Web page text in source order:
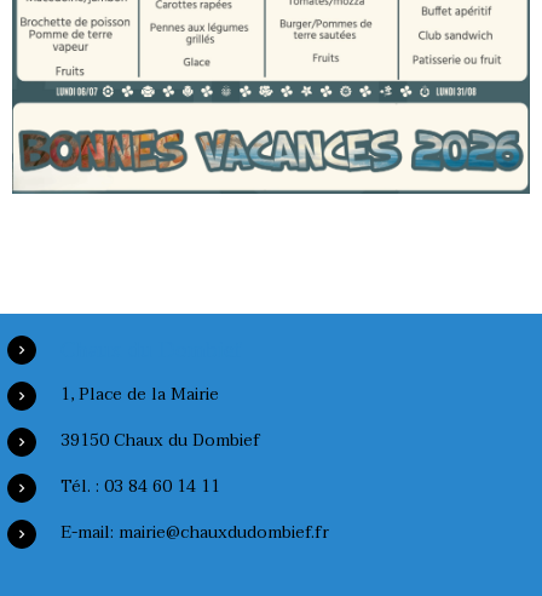
1, Place de la Mairie
39150 Chaux du Dombief
Tél. : 03 84 60 14 11
E-mail: mairie@chauxdudombief.fr